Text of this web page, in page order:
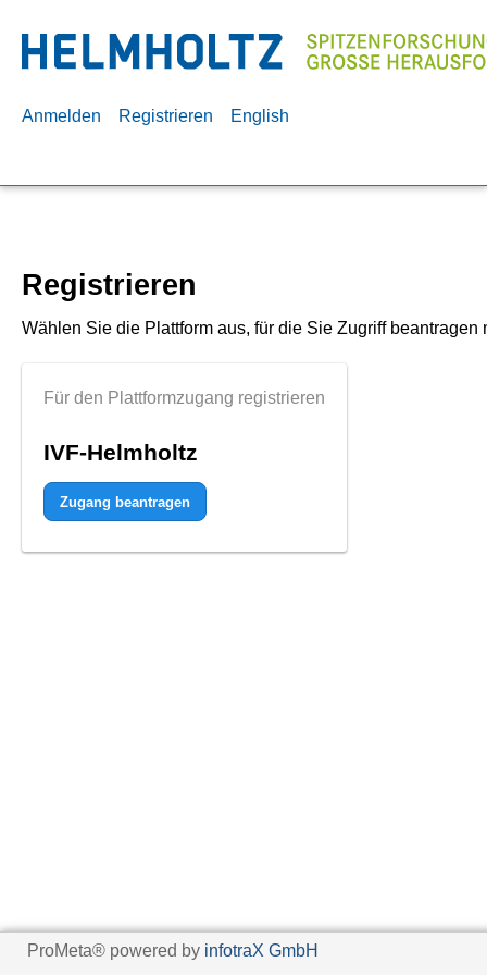
Anmelden Registrieren English
Registrieren
Wählen Sie die Plattform aus, für die Sie Zugriff beantragen
Für den Plattformzugang registrieren
IVF-Helmholtz
Zugang beantragen
ProMeta® powered by infotraX GmbH